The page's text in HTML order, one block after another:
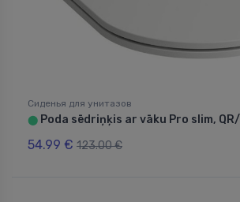
Сиденья для унитазов
⬤ Poda sēdriņķis ar vāku Pro slim,
54.99 € 123.00 €